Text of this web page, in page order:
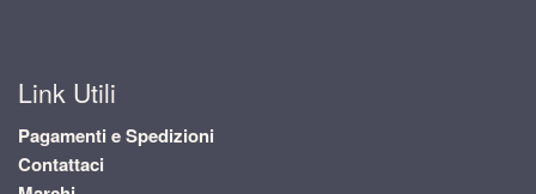
Link Utili
Pagamenti e Spedizioni
Contattaci